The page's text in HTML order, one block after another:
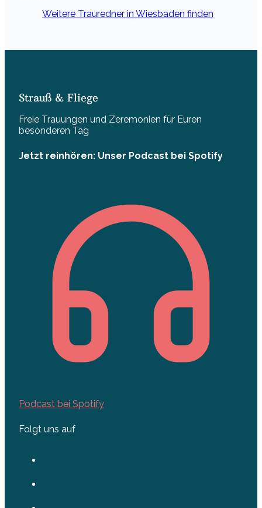
Weitere Trauredner in Wiesbaden finden
Strauß & Fliege
Freie Trauungen und Zeremonien für Euren
besonderen Tag
Jetzt reinhören: Unser Podcast bei Spotify
Podcast bei Spotify
Folgt uns auf